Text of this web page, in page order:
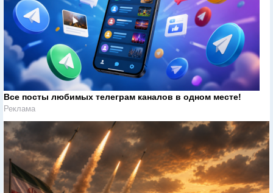
Все посты любимых телеграм каналов в одном месте!
Реклама